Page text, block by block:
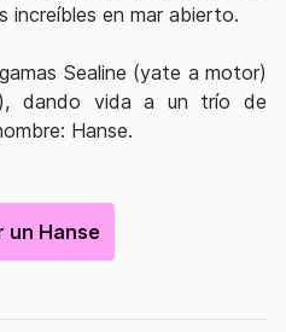
increíbles en mar abierto.
Sealine (yate a motor)
dando vida a un trío de
Hanse.
un Hanse